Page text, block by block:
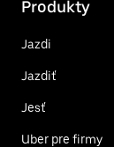
Produkty
Jazdi
Jazdiť
Jesť
Uber pre firmy